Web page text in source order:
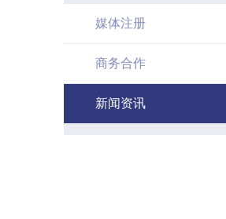
媒体注册
商务合作
新闻资讯